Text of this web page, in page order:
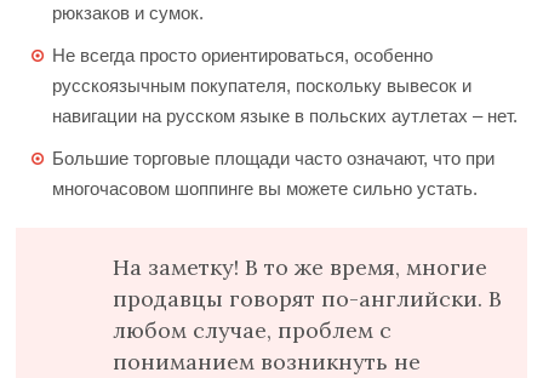
рюкзаков и сумок.
Не всегда просто ориентироваться, особенно
русскоязычным покупателя, поскольку вывесок и
навигации на русском языке в польских аутлетах – нет.
Большие торговые площади часто означают, что при
многочасовом шоппинге вы можете сильно устать.
На заметку! В то же время, многие
продавцы говорят по-английски. В
любом случае, проблем с
пониманием возникнуть не